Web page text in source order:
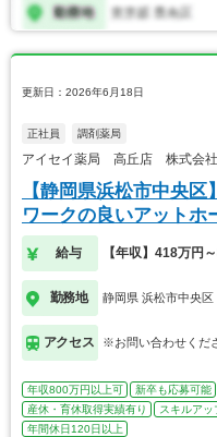
更新日：2026年6月18日
正社員 調剤薬局
アイセイ薬局 高丘店 株式会社
【静岡県浜松市中央
ワークの良いアットホ
給与 【年収】418万円
勤務地 静岡県 浜松市中央区
アクセス ※お問い合わせくだ
年収800万円以上可 新卒も応募可能
産休・育休取得実績有り
スキルアッ
年間休日120日以上